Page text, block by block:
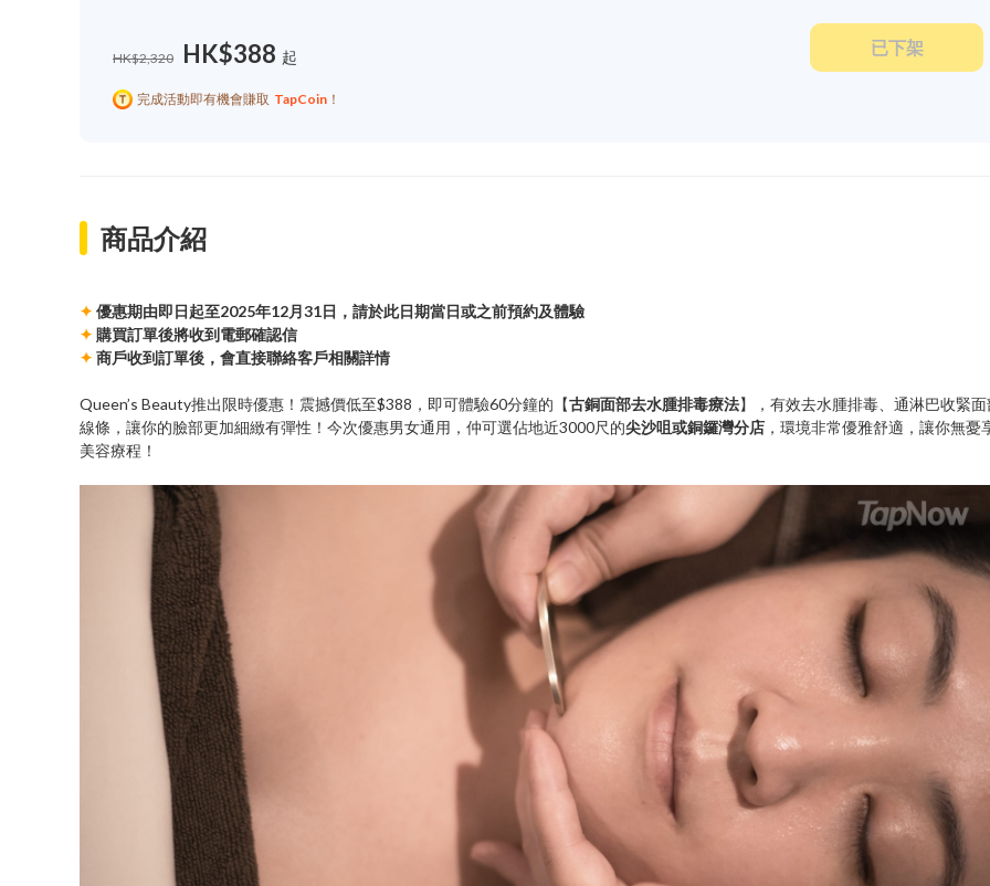
HK$2,320 HK$388 起 已下架
完成活動即有機會賺取 TapCoin ！
商品介紹
✦ 優惠期由即日起至2025年12月31日，請於此日期當日或之前預約及體驗
✦ 購買訂單後將收到電郵確認信
✦ 商戶收到訂單後，會直接聯絡客戶相關詳情
Queen’s Beauty推出限時優惠！震撼價低至$388，即可體驗60分鐘的【古銅面部去水腫排毒療法】，有效去水腫排毒、通淋巴收緊面
線條，讓你的臉部更加細緻有彈性！今次優惠男女通用，仲可選佔地近3000尺的尖沙咀或銅鑼灣分店 ，環境非常優雅舒適，讓你無憂
美容療程！